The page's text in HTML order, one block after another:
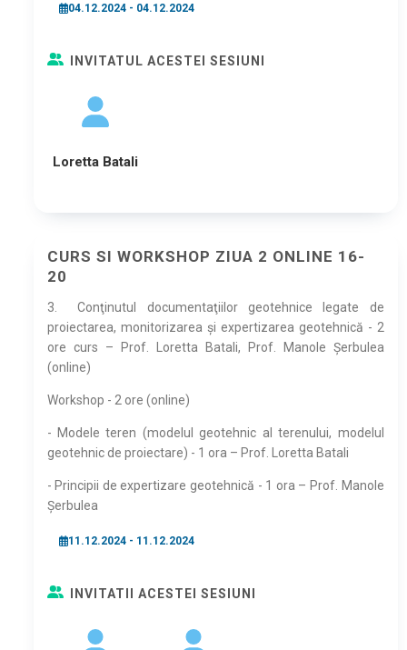
04.12.2024 - 04.12.2024
INVITATUL ACESTEI SESIUNI
Loretta Batali
CURS SI WORKSHOP ZIUA 2 ONLINE 16-
20
3.
Conţinutul documentaţiilor geotehnice legate de
proiectarea, monitorizarea și expertizarea geotehnică - 2
ore curs – Prof. Loretta Batali, Prof. Manole Şerbulea
(online)
Workshop - 2 ore (online)
- Modele teren (modelul geotehnic al terenului, modelul
geotehnic de proiectare) - 1 ora – Prof. Loretta Batali
- Principii de expertizare geotehnică - 1 ora – Prof. Manole
Şerbulea
11.12.2024 - 11.12.2024
INVITATII ACESTEI SESIUNI